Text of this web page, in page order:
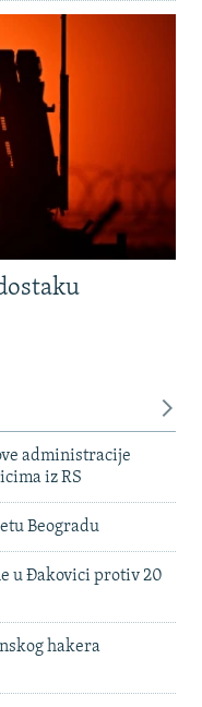
administracije
iz RS
Beogradu
u Đakovici protiv 20
hakera